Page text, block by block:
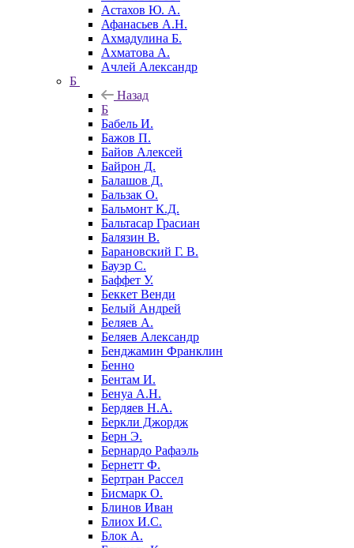
Астахов Ю. А.
Афанасьев А.Н.
Ахмадулина Б.
Ахматова А.
Ачлей Александр
Б
Назад
Б
Бабель И.
Бажов П.
Байов Алексей
Байрон Д.
Балашов Д.
Бальзак О.
Бальмонт К.Д.
Бальтасар Грасиан
Балязин В.
Барановский Г. В.
Бауэр С.
Баффет У.
Беккет Венди
Белый Андрей
Беляев А.
Беляев Александр
Бенджамин Франклин
Бенно
Бентам И.
Бенуа А.Н.
Бердяев Н.А.
Беркли Джордж
Берн Э.
Бернардо Рафаэль
Бернетт Ф.
Бертран Рассел
Бисмарк О.
Блинов Иван
Блиох И.С.
Блок А.